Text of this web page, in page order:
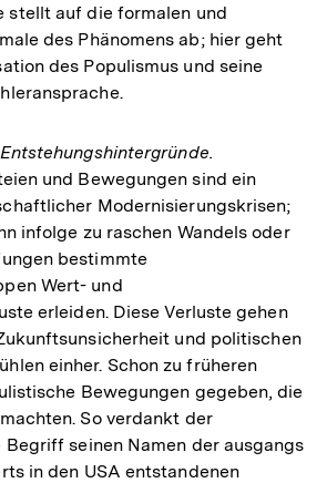
stellt auf die formalen und
des Phänomens ab; hier geht
des Populismus und seine
und Bewegungen sind ein
Modernisierungskrisen;
infolge zu raschen Wandels oder
bestimmte
Wert- und
erleiden. Diese Verluste gehen
und politischen
einher. Schon zu früheren
Bewegungen gegeben, die
So verdankt der
seinen Namen der ausgangs
in den USA entstandenen